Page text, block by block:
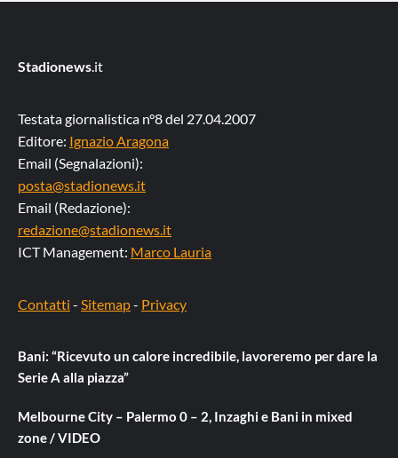
Stadionews .it
Testata giornalistica n°8 del 27.04.2007
Editore: Ignazio Aragona
Email (Segnalazioni):
posta@stadionews.it
Email (Redazione):
redazione@stadionews.it
ICT Management: Marco Lauria
Contatti - Sitemap- Privacy
Bani: “Ricevuto un calore incredibile, lavoreremo per dare la
Serie A alla piazza”
Melbourne City – Palermo 0 – 2, Inzaghi e Bani in mixed
zone / VIDEO